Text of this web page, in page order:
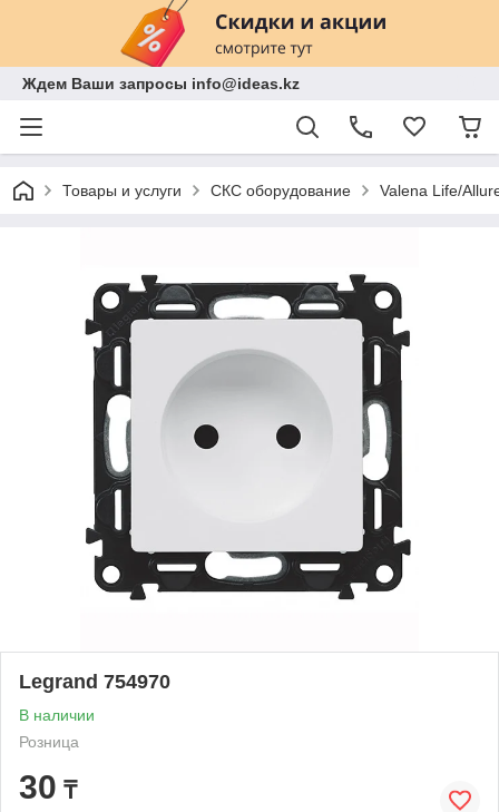
Ждем Ваши запросы info@ideas.kz
Товары и услуги СКС оборудование Valena Life/
Legrand 754970
В наличии
Розница
30 ₸